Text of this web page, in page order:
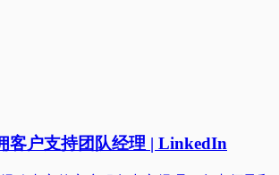
客户支持团队经理 | LinkedIn